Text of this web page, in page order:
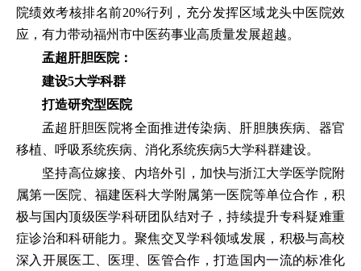
院绩效考核排名前20%行列，充分发挥区域龙头中医院效
应，有力带动福州市中医药事业高质量发展超越。
孟超肝胆医院：
建设5大学科群
打造研究型医院
孟超肝胆医院将全面推进传染病、肝胆胰疾病、器官
移植、呼吸系统疾病、消化系统疾病5大学科群建设。
坚持高位嫁接、内培外引，加快与浙江大学医学院附
属第一医院、福建医科大学附属第一医院等单位合作，积
极与国内顶级医学科研团队结对子，持续提升专科疑难重
症诊治和科研能力。聚焦交叉学科领域发展，积极与高校
深入开展医工、医理、医管合作，打造国内一流的标准化